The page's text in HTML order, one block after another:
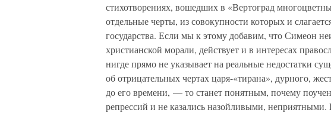
стихотворениях, вошедших в «Вертоград
отдельные черты, из совокупности которых и
государства. Если мы к этому добавим, что Симеон
христианской морали, действует и в интересах
нигде прямо не указывает на реальные недостатки
об отрицательных чертах царя-«тирана», дурного,
до его времени, — то станет понятным, почему
репрессий и не казались назойливыми,